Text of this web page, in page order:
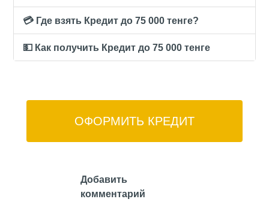
💳 Где взять Кредит до 75 000 тенге?
💵 Как получить Кредит до 75 000 тенге
ОФОРМИТЬ КРЕДИТ
Добавить
комментарий